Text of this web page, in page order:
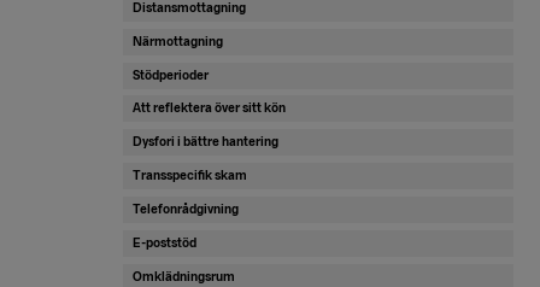
Distansmottagning
Närmottagning
Stödperioder
Att reflektera över sitt kön
Dysfori i bättre hantering
Transspecifik skam
Telefonrådgivning
E-poststöd
Omklädningsrum